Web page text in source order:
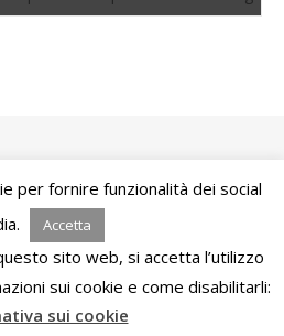
diWP Royal.
IN ALTO
per fornire funzionalità dei social
Accetta
sito web, si accetta l’utilizzo
sui cookie e come disabilitarli:
sui cookie